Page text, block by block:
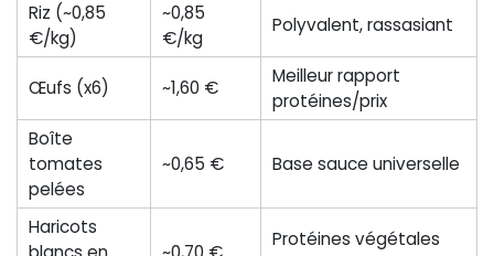
Riz (~0,85
€/kg)
~0,85
€/kg
Polyvalent, rassasiant
Œufs (x6) ~1,60 €
Meilleur rapport
protéines/prix
Boîte
tomates
pelées
~0,65 € Base sauce universelle
Haricots
Protéines végétales